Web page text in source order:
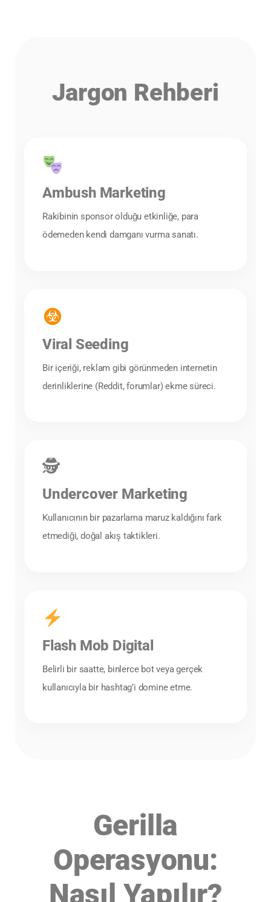
Jargon Rehberi
Ambush Marketing
Rakibinin sponsor olduğu etkinliğe, para
ödemeden kendi damganı vurma sanatı.
Viral Seeding
Bir içeriği, reklam gibi görünmeden internetin
derinliklerine (Reddit, forumlar) ekme süreci.
🕵️
Undercover Marketing
Kullanıcının bir pazarlama maruz kaldığını fark
etmediği, doğal akış taktikleri.
Flash Mob Digital
Belirli bir saatte, binlerce bot veya gerçek
kullanıcıyla bir hashtag’i domine etme.
Gerilla
Operasyonu:
Nasıl Yapılır?